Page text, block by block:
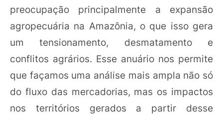
preocupação principalmente a expansão
agropecuária na Amazônia, o que isso gera
um tensionamento, desmatamento e
conflitos agrários. Esse anuário nos permite
que façamos uma análise mais ampla não só
do fluxo das mercadorias, mas os impactos
nos territórios gerados a partir desse